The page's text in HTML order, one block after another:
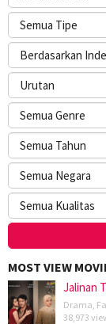
MOST VIEW
Jalinan
Drama
38,973